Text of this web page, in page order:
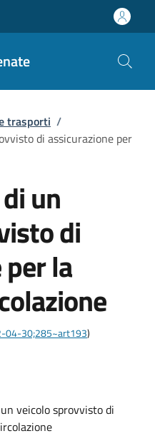
trasporti /
di assicurazione per
un
di
la
04-30;285~art193)
veicolo sprovvisto di